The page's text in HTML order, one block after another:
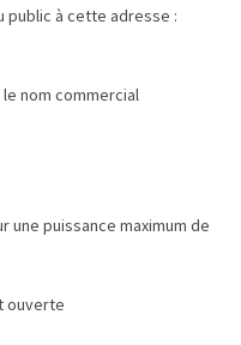
public à cette adresse :
nom commercial
une puissance maximum de
ouverte